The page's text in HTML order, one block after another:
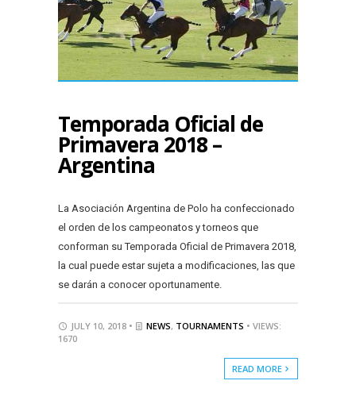
Temporada Oficial de
Primavera 2018 –
Argentina
La Asociación Argentina de Polo ha confeccionado
el orden de los campeonatos y torneos que
conforman su Temporada Oficial de Primavera 2018,
la cual puede estar sujeta a modificaciones, las que
se darán a conocer oportunamente.
JULY 10, 2018 • NEWS, TOURNAMENTS • VIEWS:
1670
READ MORE